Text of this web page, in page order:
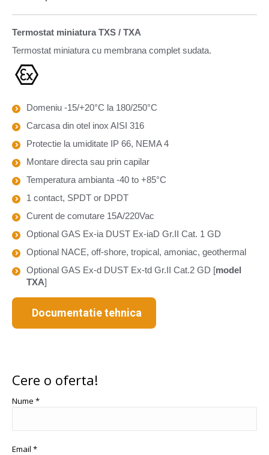
Termostat miniatura TXS / TXA
Termostat miniatura cu membrana complet sudata.
Domeniu -15/+20°C la 180/250°C
Carcasa din otel inox AISI 316
Protectie la umiditate IP 66, NEMA 4
Montare directa sau prin capilar
Temperatura ambianta -40 to +85°C
1 contact, SPDT or DPDT
Curent de comutare 15A/220Vac
Optional GAS Ex-ia DUST Ex-iaD Gr.II Cat. 1 GD
Optional NACE, off-shore, tropical, amoniac, geothermal
Optional GAS Ex-d DUST Ex-td Gr.II Cat.2 GD [model
TXA]
Documentatie tehnica
Cere o oferta!
Nume *
Email *